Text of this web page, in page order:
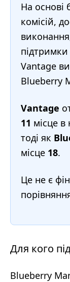
На основі
комісій,
Vantage
Blueberry
Vantage
11 місце
тоді як
місце 18.
Це не є
Для кого
Blueberry